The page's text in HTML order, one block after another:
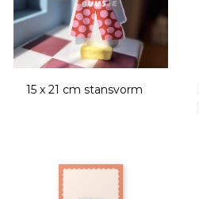
15 x 21 cm stansvorm